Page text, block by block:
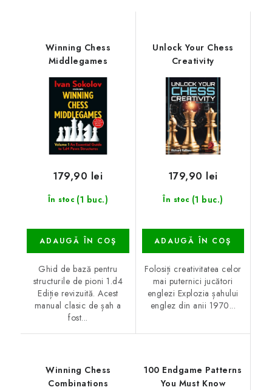
Winning Chess
Middlegames
În stoc (1 buc.)
179,90 lei
ADAUGĂ ÎN COŞ
Ghid de bază pentru
structurile de pioni 1.d4
Ediție revizuită. Acest
manual clasic de șah a
fost...
Unlock Your Chess
Creativity
În stoc (1 buc.)
179,90 lei
ADAUGĂ ÎN COŞ
Folosiți creativitatea celor
mai puternici jucători
englezi Explozia șahului
englez din anii 1970...
Winning Chess
Combinations
100 Endgame Patterns
You Must Know